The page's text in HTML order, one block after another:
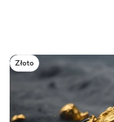
Złoto